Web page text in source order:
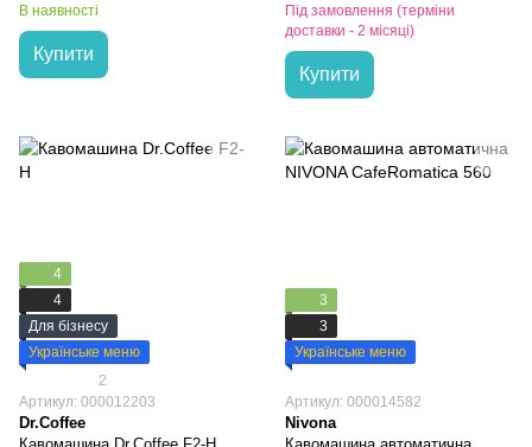
В наявності
Купити
Під замовлення (терміни
доставки - 2 місяці)
Купити
4
4
Для бізнесу
Українське меню
2
Артикул: 000012203
Dr.Coffee
3
3
Українське меню
Артикул: 000014582
Nivona